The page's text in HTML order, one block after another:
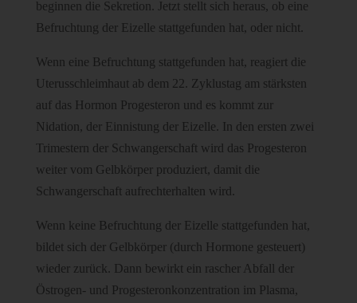
beginnen die Sekretion. Jetzt stellt sich heraus, ob eine
Befruchtung der Eizelle stattgefunden hat, oder nicht.
Wenn eine Befruchtung stattgefunden hat, reagiert die
Uterusschleimhaut ab dem 22. Zyklustag am stärksten
auf das Hormon Progesteron und es kommt zur
Nidation, der Einnistung der Eizelle. In den ersten zwei
Trimestern der Schwangerschaft wird das Progesteron
weiter vom Gelbkörper produziert, damit die
Schwangerschaft aufrechterhalten wird.
Wenn keine Befruchtung der Eizelle stattgefunden hat,
bildet sich der Gelbkörper (durch Hormone gesteuert)
wieder zurück. Dann bewirkt ein rascher Abfall der
Östrogen- und Progesteronkonzentration im Plasma,